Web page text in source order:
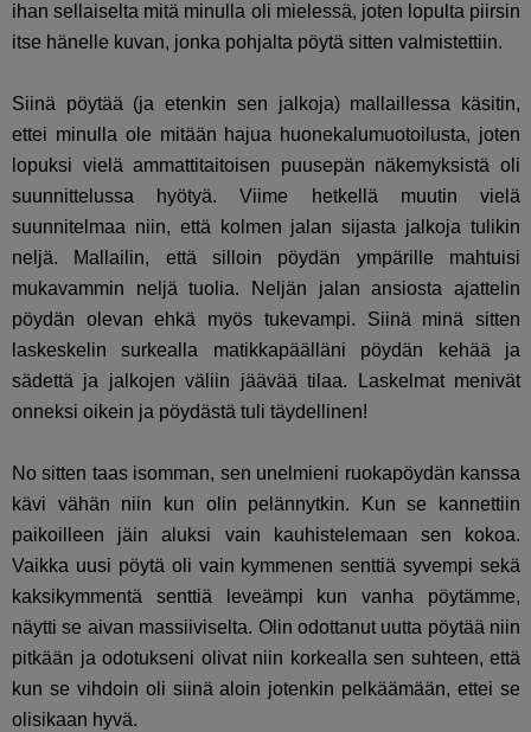
ihan sellaiselta mitä minulla oli mielessä, joten lopulta piirsin
itse hänelle kuvan, jonka pohjalta pöytä sitten valmistettiin.
Siinä pöytää (ja etenkin sen jalkoja) mallaillessa käsitin,
ettei minulla ole mitään hajua huonekalumuotoilusta, joten
lopuksi vielä ammattitaitoisen puusepän näkemyksistä oli
suunnittelussa hyötyä. Viime hetkellä muutin vielä
suunnitelmaa niin, että kolmen jalan sijasta jalkoja tulikin
neljä. Mallailin, että silloin pöydän ympärille mahtuisi
mukavammin neljä tuolia. Neljän jalan ansiosta ajattelin
pöydän olevan ehkä myös tukevampi. Siinä minä sitten
laskeskelin surkealla matikkapäälläni pöydän kehää ja
sädettä ja jalkojen väliin jäävää tilaa. Laskelmat menivät
onneksi oikein ja pöydästä tuli täydellinen!
No sitten taas isomman, sen unelmieni ruokapöydän kanssa
kävi vähän niin kun olin pelännytkin. Kun se kannettiin
paikoilleen jäin aluksi vain kauhistelemaan sen kokoa.
Vaikka uusi pöytä oli vain kymmenen senttiä syvempi sekä
kaksikymmentä senttiä leveämpi kun vanha pöytämme,
näytti se aivan massiiviselta. Olin odottanut uutta pöytää niin
pitkään ja odotukseni olivat niin korkealla sen suhteen, että
kun se vihdoin oli siinä aloin jotenkin pelkäämään, ettei se
olisikaan hyvä.